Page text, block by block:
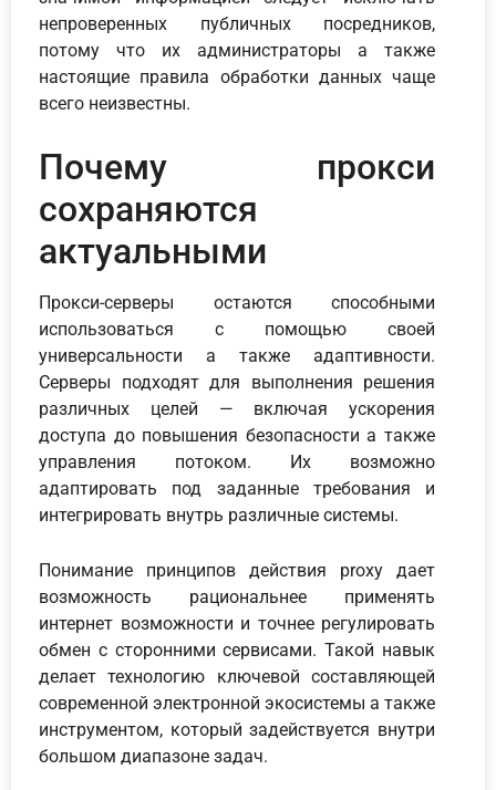
непроверенных публичных посредников,
потому что их администраторы а также
настоящие правила обработки данных чаще
всего неизвестны.
Почему прокси
сохраняются
актуальными
Прокси-серверы остаются способными
использоваться с помощью своей
универсальности а также адаптивности.
Серверы подходят для выполнения решения
различных целей — включая ускорения
доступа до повышения безопасности а также
управления потоком. Их возможно
адаптировать под заданные требования и
интегрировать внутрь различные системы.
Понимание принципов действия proxy дает
возможность рациональнее применять
интернет возможности и точнее регулировать
обмен с сторонними сервисами. Такой навык
делает технологию ключевой составляющей
современной электронной экосистемы а также
инструментом, который задействуется внутри
большом диапазоне задач.